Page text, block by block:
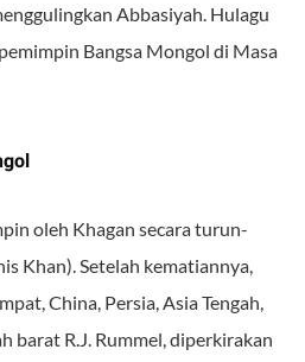
Abbasiyah. Hulagu
Bangsa Mongol di Masa
oleh Khagan secara turun-
Khan). Setelah kematiannya,
China, Persia, Asia Tengah,
barat R.J. Rummel, diperkirakan